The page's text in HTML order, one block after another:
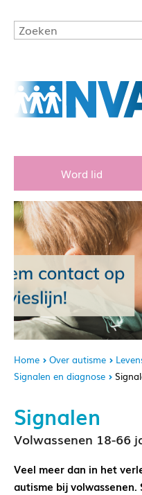
Word lid
Home Over autisme
Signalen en diagnose
Signalen
Volwassenen 18-66
Veel meer dan in het
autisme bij volwassenen.